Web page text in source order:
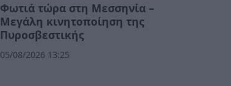
Φωτιά τώρα στη Μεσσηνία –
Μεγάλη κινητοποίηση της
Πυροσβεστικής
05/08/2026 13:25